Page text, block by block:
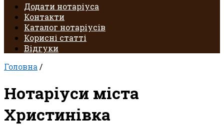
Додати нотаріуса
Контакти
Каталог нотаріусів
Корисні статті
Відгуки
Головна /
Нотаріуси міста
Христинівка